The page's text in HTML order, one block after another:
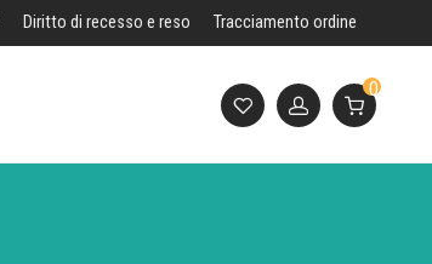
Diritto di recesso e reso Tracciamento ordine
0